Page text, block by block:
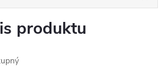
produktu